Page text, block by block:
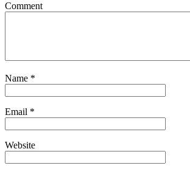
Comment
Name *
Email *
Website